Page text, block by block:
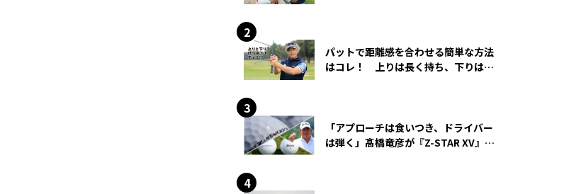
パットで距離感を合わせる簡単な方法
はコレ！ 上りは長く持ち、下りは短
「アプローチは食いつき、ドライバー
は弾く」髙橋竜彦が『Z-STAR XV』を